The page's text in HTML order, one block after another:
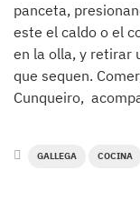
panceta,
este el caldo o el
en la olla, y retirar
que sequen.
Cunqueiro,
GALLEGA COCINA